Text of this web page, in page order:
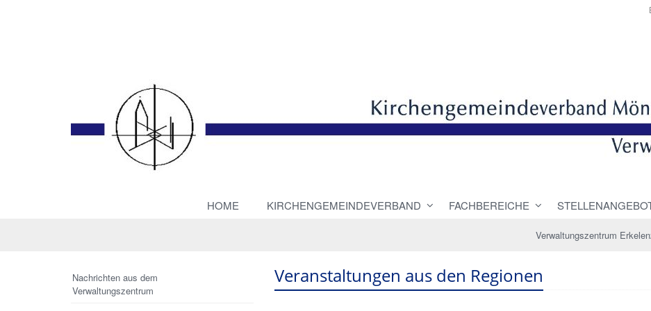
HOME KIRCHENGEMEINDEVERBAND FACHBEREICHE
Verwaltungszentrum
Veranstaltungen aus den Regionen
Nachrichten aus dem
Verwaltungszentrum